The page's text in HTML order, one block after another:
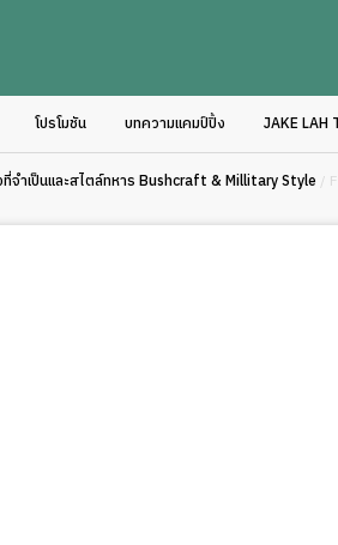
โปรโมชัน บทความแคมป์ปิ้ง JAKE LAH
จำเป็นและสไตล์ทหาร Bushcraft & Millitary Style /